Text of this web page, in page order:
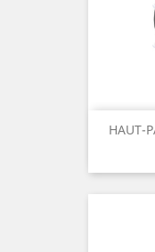
HAUT-